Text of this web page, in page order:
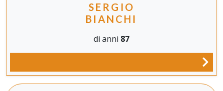
SERGIO
BIANCHI
di anni 87